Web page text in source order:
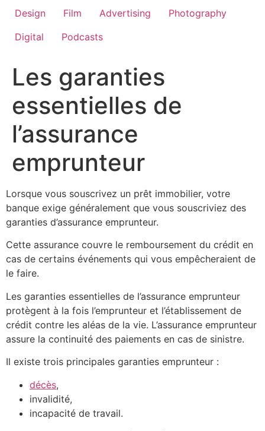
Design Film Advertising
Photography
Digital
Podcasts
Les garanties
essentielles de
l’assurance
emprunteur
Lorsque vous souscrivez un prêt immobilier, votre
banque exige généralement que vous souscriviez des
garanties d’assurance emprunteur.
Cette assurance couvre le remboursement du crédit en
cas de certains événements qui vous empêcheraient de
le faire.
Les garanties essentielles de l’assurance emprunteur
protègent à la fois l’emprunteur et l’établissement de
crédit contre les aléas de la vie. L’assurance emprunteur
assure la continuité des paiements en cas de sinistre.
Il existe trois principales garanties emprunteur :
décès,
invalidité,
incapacité de travail.